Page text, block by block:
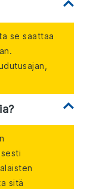
se saattaa
sitä